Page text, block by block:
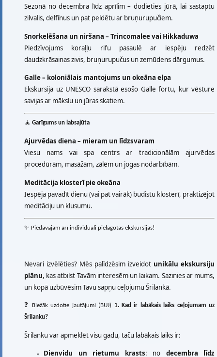
Sezonā no decembra līdz aprīlim – dodieties jūrā, lai sastaptu
zilvalis, delfīnus un pat peldētu ar bruņurupučiem.
Snorkelēšana un niršana – Trincomalee vai Hikkaduwa
Piedzīvojums koraļļu rifu pasaulē ar iespēju redzēt
daudzkrāsainas zivis, bruņurupučus un zemūdens dārgumus.
Galle – koloniālais mantojums un okeāna elpa
Ekskursija uz UNESCO sarakstā esošo Galle fortu, kur vēsture
savijas ar mākslu un jūras skatiem.
🧘 Garīgums un labsajūta
Ajurvēdas diena – mieram un līdzsvaram
Viesu nams vai spa centrs ar tradicionālām ajurvēdas
procedūrām, masāžām, zālēm un jogas nodarbībām.
Meditācija klosterī pie okeāna
Iespēja pavadīt dienu (vai pat vairāk) budistu klosterī, praktizējot
meditāciju un klusumu.
✨ Piedāvājam arī individuāli pielāgotas ekskursijas!
Nevari izvēlēties? Mēs palīdzēsim izveidot unikālu ekskursiju
plānu, kas atbilst Tavām interesēm un laikam. Sazinies ar mums,
un kopā uzbūvēsim Tavu sapņu ceļojumu Šrilankā.
❓ Biežāk uzdotie jautājumi (BUJ)
1. Kad ir labākais laiks ceļojumam uz
Šrilanku?
Šrilanku var apmeklēt visu gadu, taču labākais laiks ir:
Dienvidu un rietumu krasts: no decembra līdz